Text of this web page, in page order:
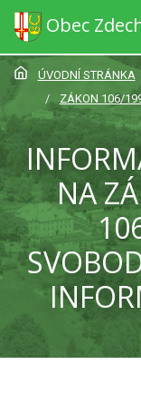
Obec
ÚVODNÍ STRÁNKA
ZÁKON 106/
NA